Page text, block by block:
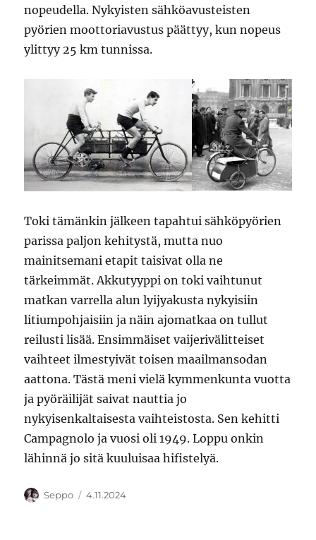
nopeudella. Nykyisten sähköavusteisten
pyörien moottoriavustus päättyy, kun nopeus
ylittyy 25 km tunnissa.
Toki tämänkin jälkeen tapahtui sähköpyörien
parissa paljon kehitystä, mutta nuo
mainitsemani etapit taisivat olla ne
tärkeimmät. Akkutyyppi on toki vaihtunut
matkan varrella alun lyijyakusta nykyisiin
litiumpohjaisiin ja näin ajomatkaa on tullut
reilusti lisää. Ensimmäiset vaijerivälitteiset
vaihteet ilmestyivät toisen maailmansodan
aattona. Tästä meni vielä kymmenkunta vuotta
ja pyöräilijät saivat nauttia jo
nykyisenkaltaisesta vaihteistosta. Sen kehitti
Campagnolo ja vuosi oli 1949. Loppu onkin
lähinnä jo sitä kuuluisaa hifistelyä.
Kirjoittaja
Seppo Julkaistu
4.11.2024